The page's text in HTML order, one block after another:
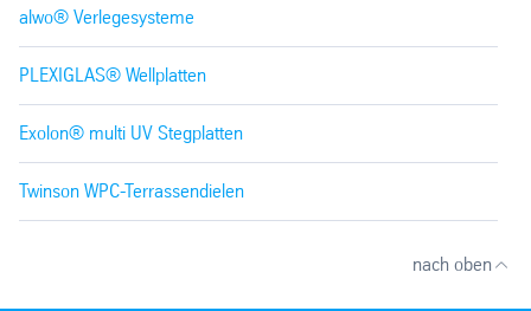
alwo® Verlegesysteme
PLEXIGLAS® Wellplatten
Exolon® multi UV Stegplatten
Twinson WPC-Terrassendielen
nach oben